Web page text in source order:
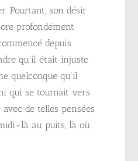
Pourtant, son désir
profondément
depuis
qu’il était injuste
quelconque qu’il
qui se tournait vers
avec de telles pensées
là au puits, là où